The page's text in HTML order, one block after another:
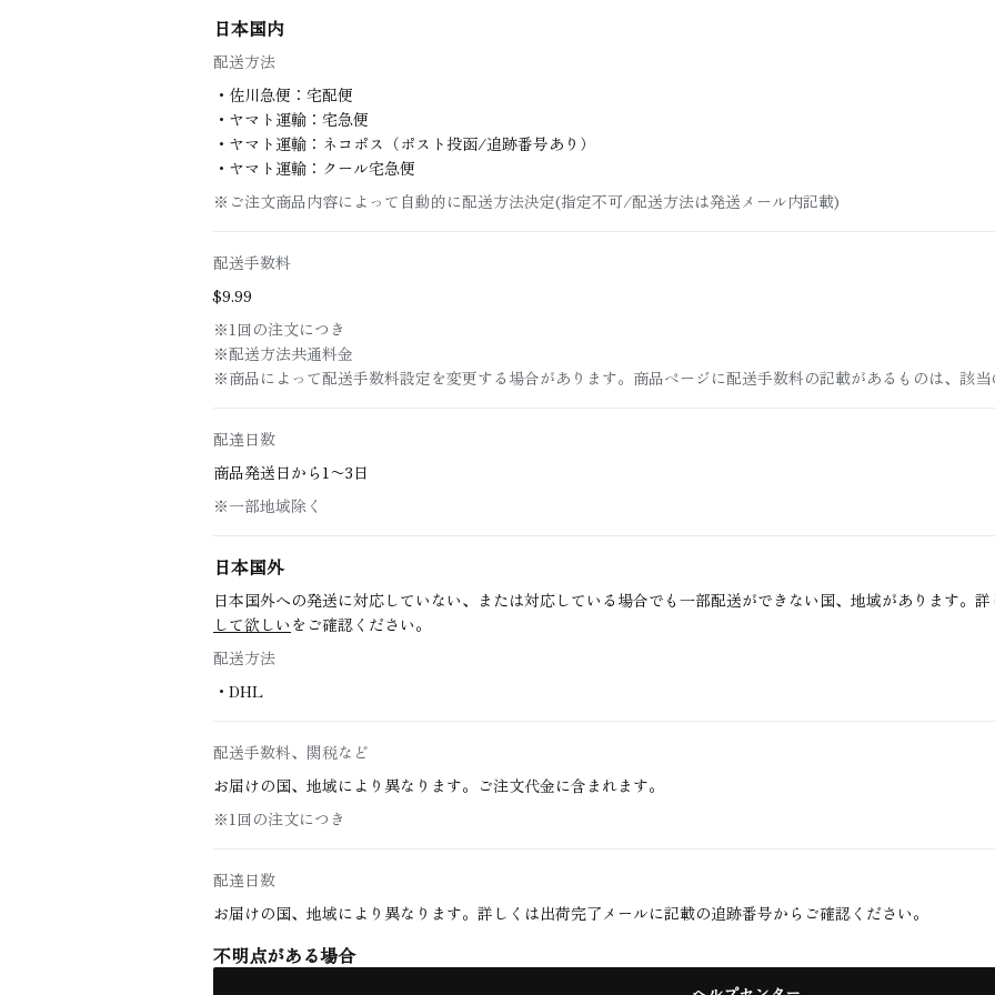
日本国内
配送方法
・佐川急便：宅配便
・ヤマト運輸：宅急便
・ヤマト運輸：ネコポス（ポスト投函/追跡番号あり）
・ヤマト運輸：クール宅急便
※ご注文商品内容によって自動的に配送方法決定(指定不可/配送方法は発送メール内記載)
配送手数料
$‌9.99
※1回の注文につき
※配送方法共通料金
※商品によって配送手数料設定を変更する場合があります。商品ページに配送手数料の記載があるものは、該当
配達日数
商品発送日から1〜3日
※一部地域除く
日本国外
日本国外への発送に対応していない、または対応している場合でも一部配送ができない国、地域があります。
して欲しい をご確認ください。
配送方法
・DHL
配送手数料、関税など
お届けの国、地域により異なります。ご注文代金に含まれます。
※1回の注文につき
配達日数
お届けの国、地域により異なります。詳しくは出荷完了メールに記載の追跡番号からご確認ください。
不明点がある場合